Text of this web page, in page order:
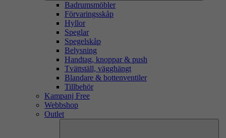
Badrumsmöbler
Förvaringsskåp
Hyllor
Speglar
Spegelskåp
Belysning
Handtag, knoppar & push
Tvättställ, vägghängt
Blandare & bottenventiler
Tillbehör
Kampanj Free
Webbshop
Outlet